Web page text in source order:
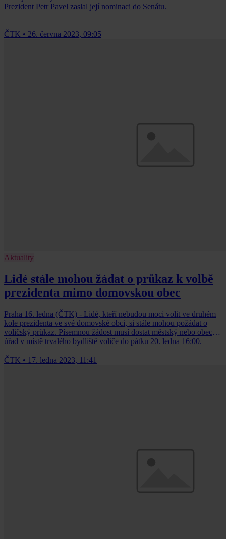
Prezident Petr Pavel zaslal její nominaci do Senátu.
ČTK • 26. června 2023, 09:05
Aktuality
Lidé stále mohou žádat o průkaz k volbě
prezidenta mimo domovskou obec
Praha 16. ledna (ČTK) - Lidé, kteří nebudou moci volit ve druhém
kole prezidenta ve své domovské obci, si stále mohou požádat o
voličský průkaz. Písemnou žádost musí dostat městský nebo obecní
úřad v místě trvalého bydliště voliče do pátku 20. ledna 16:00.
ČTK • 17. ledna 2023, 11:41